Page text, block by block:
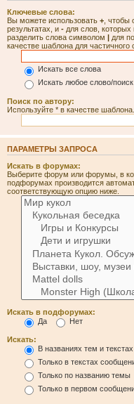
Ключевые слова:
Вы можете использовать + ,
результатах, и - для слов,
разделить слова символом | для
качестве шаблона для частичного
Искать все слова
Искать любое слово/
Поиск по автору:
Используйте * в качестве шаблона.
ПАРАМЕТРЫ ЗАПРОСА
Искать в форумах:
Выберите форум или форумы, в
подфорумах производится
соответствующую опцию ниже.
Искать в подфорумах:
Да
Нет
Искать:
В названиях тем и
Только в текстах
Только по названию темы
Только в первом